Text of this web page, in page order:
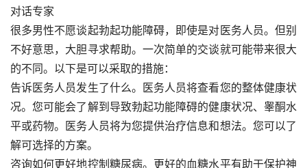
对话专家
很多男性不愿谈起勃起功能障碍，即使是对医务人员。但别
不好意思，大胆寻求帮助。一次简单的交谈就可能带来很大
的不同。以下是可以采取的措施：
告诉医务人员发生了什么。医务人员将查看您的整体健康状
况。您可能会了解到导致勃起功能障碍的健康状况、睾酮水
平或药物。医务人员将为您提供治疗信息和想法。您可以了
解可选择的方案。
咨询如何更好地控制糖尿病。更好的血糖水平有助于保护神